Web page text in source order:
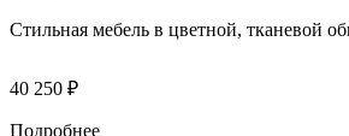
Стильная мебель в цветной, тканевой
40 250 ₽
Подробнее